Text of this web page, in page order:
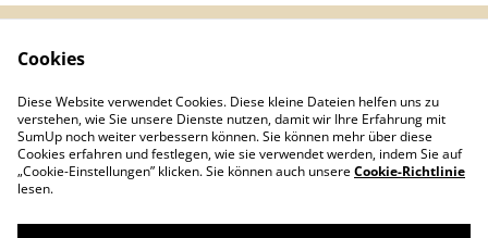
Kontaktieren Sie uns
Datenschutzbestimm
ungen von SumUp
Cookie-Richtlinie
Cookies
Diese Website verwendet Cookies. Diese kleine Dateien helfen uns zu
verstehen, wie Sie unsere Dienste nutzen, damit wir Ihre Erfahrung mit
SumUp noch weiter verbessern können. Sie können mehr über diese
Cookies erfahren und festlegen, wie sie verwendet werden, indem Sie auf
„Cookie-Einstellungen” klicken. Sie können auch unsereCookie-Richtlinie
lesen.